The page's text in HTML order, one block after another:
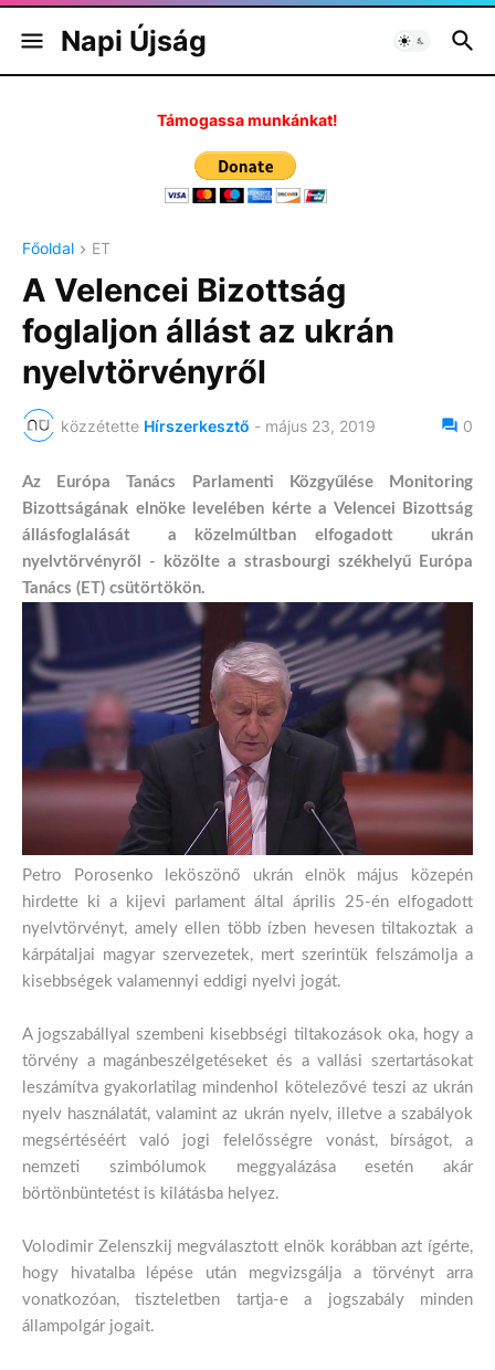
Napi Újság
Támogassa munkánkat!
Főoldal ET
A Velencei Bizottság
foglaljon állást az ukrán
nyelvtörvényről
közzétette Hírszerkesztő - május 23, 2019 0
Az Európa Tanács Parlamenti Közgyűlése Monitoring
Bizottságának elnöke levelében kérte a Velencei Bizottság
állásfoglalását a közelmúltban elfogadott ukrán
nyelvtörvényről - közölte a strasbourgi székhelyű Európa
Tanács (ET) csütörtökön.
Petro Porosenko leköszönő ukrán elnök május közepén
hirdette ki a kijevi parlament által április 25-én elfogadott
nyelvtörvényt, amely ellen több ízben hevesen tiltakoztak a
kárpátaljai magyar szervezetek, mert szerintük felszámolja a
kisebbségek valamennyi eddigi nyelvi jogát.
A jogszabállyal szembeni kisebbségi tiltakozások oka, hogy a
törvény a magánbeszélgetéseket és a vallási szertartásokat
leszámítva gyakorlatilag mindenhol kötelezővé teszi az ukrán
nyelv használatát, valamint az ukrán nyelv, illetve a szabályok
megsértéséért való jogi felelősségre vonást, bírságot, a
nemzeti szimbólumok meggyalázása esetén akár
börtönbüntetést is kilátásba helyez.
Volodimir Zelenszkij megválasztott elnök korábban azt ígérte,
hogy hivatalba lépése után megvizsgálja a törvényt arra
vonatkozóan, tiszteletben tartja-e a jogszabály minden
állampolgár jogait.